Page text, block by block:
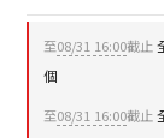
至08/31 16:00截止
個
至08/31 16:00截止